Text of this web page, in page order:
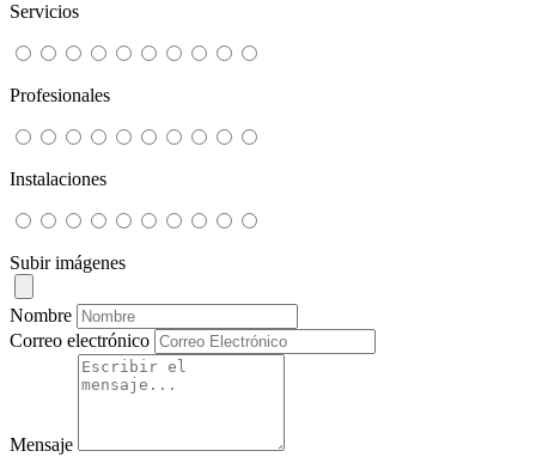
Servicios
Profesionales
Instalaciones
Subir imágenes
Nombre
Correo electrónico
Mensaje